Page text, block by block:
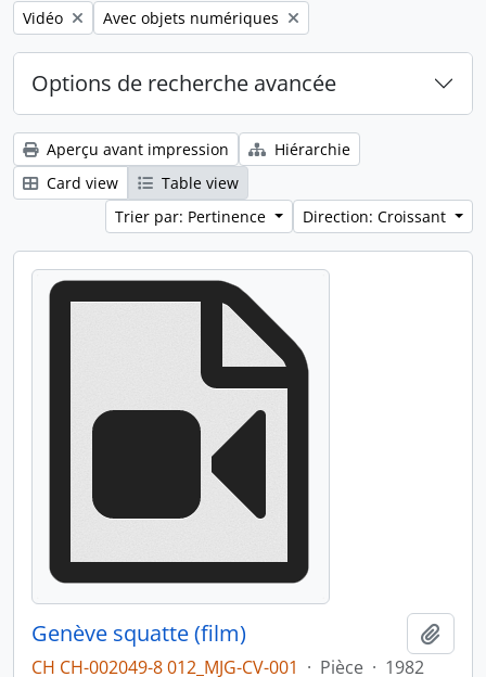
Remove filter:
Vidéo Remove filter:
Avec objets numériques
Options de recherche avancée
Aperçu avant impression
Hiérarchie
Card view
Table view
Trier par: Pertinence
Direction: Croissant
Genève squatte (film)
CH CH-002049-8 012_MJG-CV-001 · Pièce · 1982